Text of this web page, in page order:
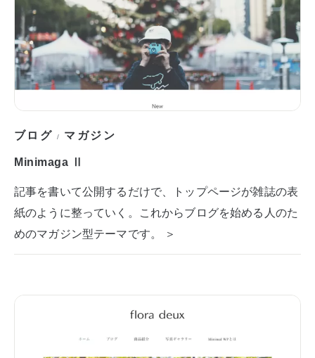
ブログ / マガジン
Minimaga Ⅱ
記事を書いて公開するだけで、トップページが雑誌の表
紙のように整っていく。これからブログを始める人のた
めのマガジン型テーマです。 ＞